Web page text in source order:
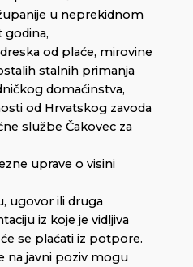
u neprekidnom
godina,
od plaće, mirovine
stalnih primanja
domaćinstva,
od Hrvatskog zavoda
službe Čakovec za
uprave o visini
ugovor ili druga
iz koje je vidljiva
se plaćati iz potpore.
na javni poziv mogu